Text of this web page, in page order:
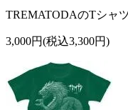
TREMATODAのTシャ
3,000円(税込3,300円)